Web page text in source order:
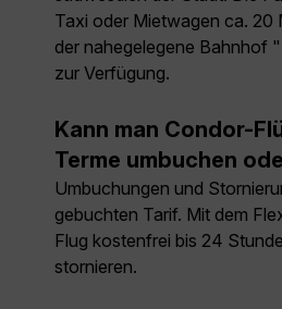
Taxi oder Mietwagen ca. 20
der nahegelegene Bahnhof
zur Verfügung.
Kann man Condor-
Terme umbuchen
Umbuchungen und
gebuchten Tarif. Mit dem
Flug kostenfrei bis 24
stornieren.